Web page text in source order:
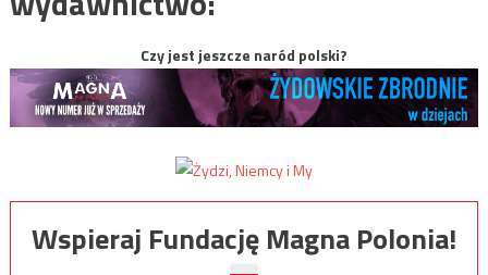
Czy jest jeszcze naród polski?
Wspieraj Fundację Magna Polonia!